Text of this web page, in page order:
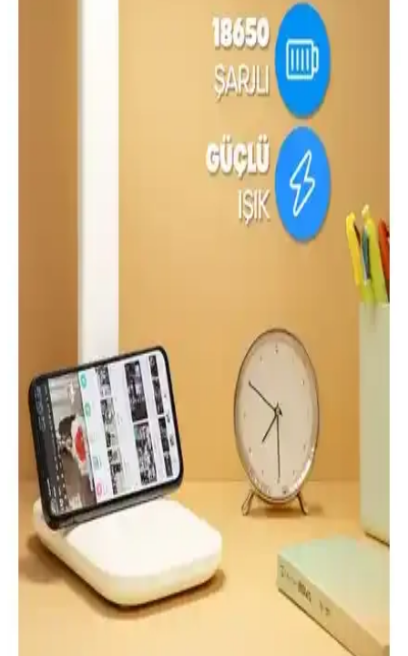
Avec ve Cata Spiralli Masa Lambası
Karşılaştırması: Tasarım, Fonksiyon ve Kullanıcı
İşte Avec ve Cata Spiralli masa lambalarının tasarımı, kullanım
kolaylığı ve kullanıcı memnuniyetleriyle detaylı karşılaştırması.
Hangi model ihtiyaçlarınıza uygun?
Ack ve Cata Şarjlı Masa Lambası Karşılaştırması:
Tasarım, Özellikler ve Kullanıcı Yorumları
İki popüler masa lambasını detaylı karşılaştırıyoruz: Ack ve Cata
modellerinin tasarımı, özellikleri ve kullanıcı memnuniyeti üzerine
Begüsa Tema Masa Lambası Eskitme Bej Şapka ile
Vivido Sarmaşık Abajur Karşılaştırması:
Aydınlatma Kalitesi
Bu karşılaştırmada Begüsa Tema Masa Lambası Eskitme Bej Şapka
ile Vivido Abajur Sarmaşık Modern Yatak Odası Abajur arasındaki
teknik özellikler ve kullanıcı geri bildirimleri incelenerek aydınlatma
kapasitesi, boyutlar ve malzeme kalitesi karşılaştırılıyor.
Çankırı Kaya Tuzu Lamba: Masa Üstü Doğal
Aydınlatma ve Tuz Sabunu Hediyesi Paketi
Çankırı kaya tuzu bloğundan masa üstü lamba, 1.5 m kabloyla hızlı
kurulum sağlar; ampul dahildir ve dimmer yok. Doğal malzeme ve
ahşap tabanlı dekoratif tasarım, loş sıcak tonlarda rahatlatıcı bir
atmosfer ve tuz etkisi hissi sunar.
Telvesse ve The Wlue Şarjlı Masa Lambası
Karşılaştırması: Özellikler ve Kullanıcı Yorumları